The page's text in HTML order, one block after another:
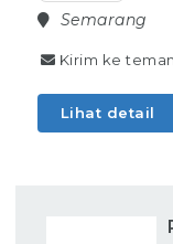
Semarang
Kirim ke teman
Lihat detail